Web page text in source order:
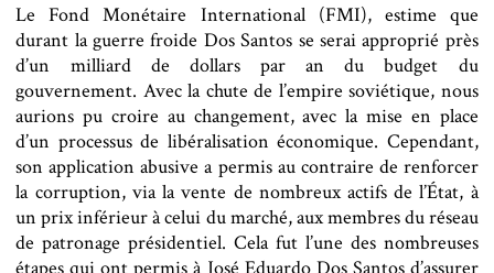
Le Fond Monétaire International (FMI), estime que
durant la guerre froide Dos Santos se serai approprié près
d’un milliard de dollars par an du budget du
gouvernement. Avec la chute de l’empire soviétique, nous
aurions pu croire au changement, avec la mise en place
d’un processus de libéralisation économique. Cependant,
son application abusive a permis au contraire de renforcer
la corruption, via la vente de nombreux actifs de l’État, à
un prix inférieur à celui du marché, aux membres du réseau
de patronage présidentiel. Cela fut l’une des nombreuses